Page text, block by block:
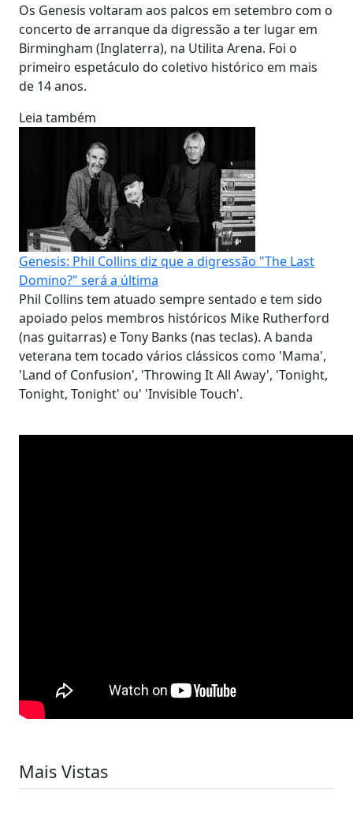
Os Genesis voltaram aos palcos em setembro com o
concerto de arranque da digressão a ter lugar em
Birmingham (Inglaterra), na Utilita Arena. Foi o
primeiro espetáculo do coletivo histórico em mais
de 14 anos.
Leia também
Genesis: Phil Collins diz que a digressão "The Last
Domino?" será a última
Phil Collins tem atuado sempre sentado e tem sido
apoiado pelos membros históricos Mike Rutherford
(nas guitarras) e Tony Banks (nas teclas). A banda
veterana tem tocado vários clássicos como 'Mama',
'Land of Confusion', 'Throwing It All Away', 'Tonight,
Tonight, Tonight' ou' 'Invisible Touch'.
Mais Vistas